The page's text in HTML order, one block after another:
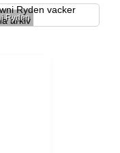
Ryden